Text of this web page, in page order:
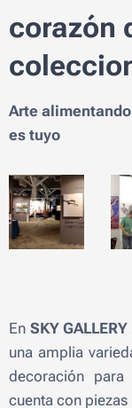
corazón
Arte
es tuyo
En SKY GALLERY
una amplia
decoración
cuenta con